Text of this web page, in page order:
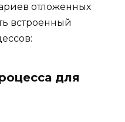
отложенных
встроенный
для